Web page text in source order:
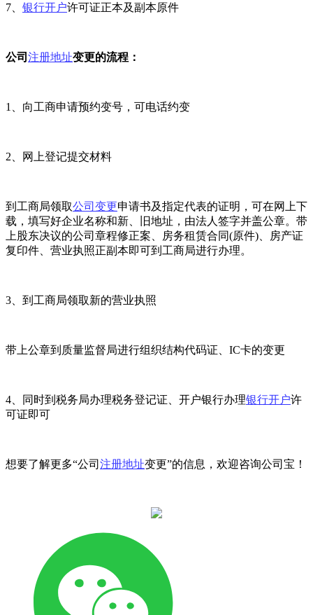
7、 银行开户许可证正本及副本原件
公司 注册地址变更的流程：
1、向工商申请预约变号，可电话约变
2、网上登记提交材料
到工商局领取公司变更申请书及指定代表的证明，可在网上下
载，填写好企业名称和新、旧地址，由法人签字并盖公章。带
上股东决议的公司章程修正案、房务租赁合同(原件)、房产证
复印件、营业执照正副本即可到工商局进行办理。
3、到工商局领取新的营业执照
带上公章到质量监督局进行组织结构代码证、IC卡的变更
4、同时到税务局办理税务登记证、开户银行办理银行开户许
可证即可
想要了解更多“公司 注册地址变更”的信息，欢迎咨询公司宝！